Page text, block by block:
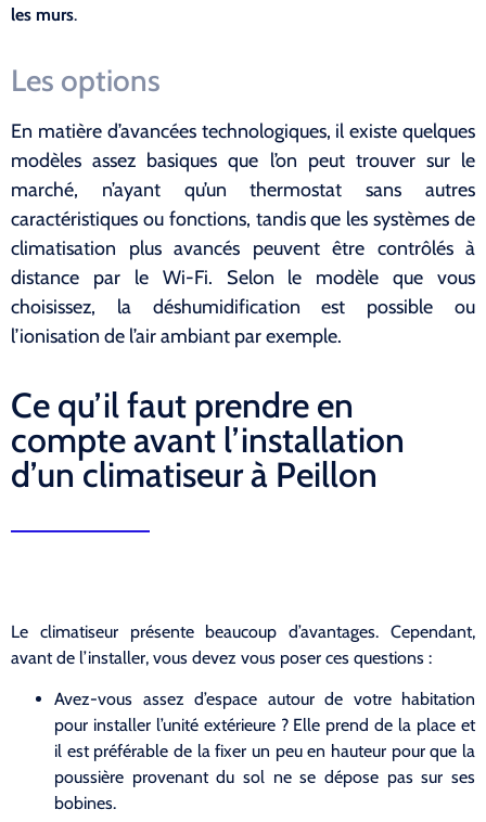
les murs.
Les options
En matière d’avancées technologiques, il existe quelques
modèles assez basiques que l’on peut trouver sur le
marché, n’ayant qu’un thermostat sans autres
caractéristiques ou fonctions, tandis que les systèmes de
climatisation plus avancés peuvent être contrôlés à
distance par le Wi-Fi. Selon le modèle que vous
choisissez, la déshumidification est possible ou
l’ionisation de l’air ambiant par exemple.
Ce qu’il faut prendre en
compte avant l’installation
d’un climatiseur à Peillon
Le climatiseur présente beaucoup d’avantages. Cependant,
avant de l’installer, vous devez vous poser ces questions :
Avez-vous assez d’espace autour de votre habitation
pour installer l’unité extérieure ? Elle prend de la place et
il est préférable de la fixer un peu en hauteur pour que la
poussière provenant du sol ne se dépose pas sur ses
bobines.